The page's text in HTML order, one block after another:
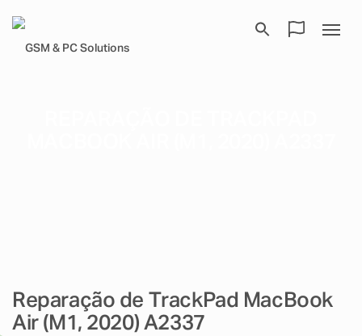
Reparação de TrackPad MacBook
Air (M1, 2020) A2337